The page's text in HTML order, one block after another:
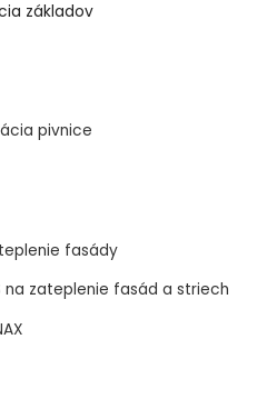
základov
pivnice
fasády
na zateplenie fasád a striech